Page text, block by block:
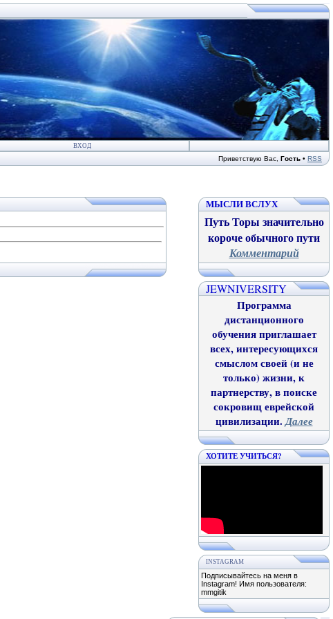
ВХОД
Приветствую Вас Гость • RSS
МЫСЛИ ВСЛУХ
Путь Торы значительно
короче обычного пути
Комментарий
JEWNIVERSITY
Программа
дистанционного
обучения приглашает
всех, интересующихся
смыслом своей (и не
только) жизни, к
партнерству, в поиске
сокровищ еврейской
цивилизации.Далее
ХОТИТЕ УЧИТЬСЯ?
INSTAGRAM
Подписывайтесь на меня в
Instagram! Имя пользователя:
mmgitik